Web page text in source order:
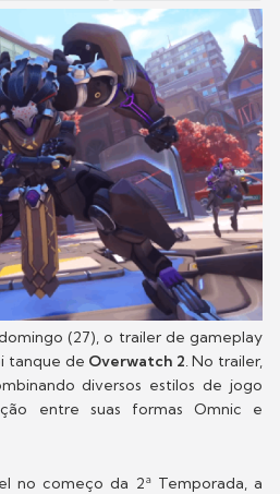
(27), o trailer de gameplay
tanque de Overwatch 2. No trailer,
diversos estilos de jogo
entre suas formas Omnic e
no começo da 2ª Temporada, a